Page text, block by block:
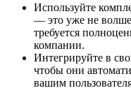
Используйте
— это уже не
требуется
компании.
Интегрируйте в
чтобы они
вашим